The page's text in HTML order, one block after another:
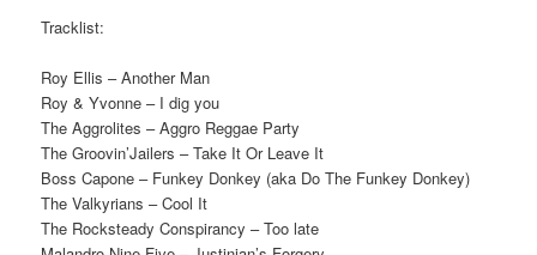
Tracklist:
Roy Ellis – Another Man
Roy & Yvonne – I dig you
The Aggrolites – Aggro Reggae Party
The Groovin’Jailers – Take It Or Leave It
Boss Capone – Funkey Donkey (aka Do The Funkey Donkey)
The Valkyrians – Cool It
The Rocksteady Conspirancy – Too late